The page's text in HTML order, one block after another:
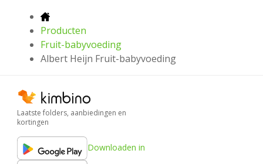
Producten
Fruit-babyvoeding
Albert Heijn Fruit-babyvoeding
Laatste folders, aanbiedingen en
kortingen
Downloaden in